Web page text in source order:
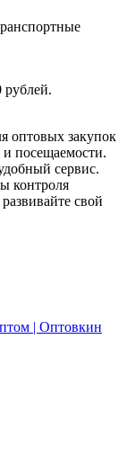
рублей.
оптовых закупок
посещаемости.
сервис.
контроля
свой